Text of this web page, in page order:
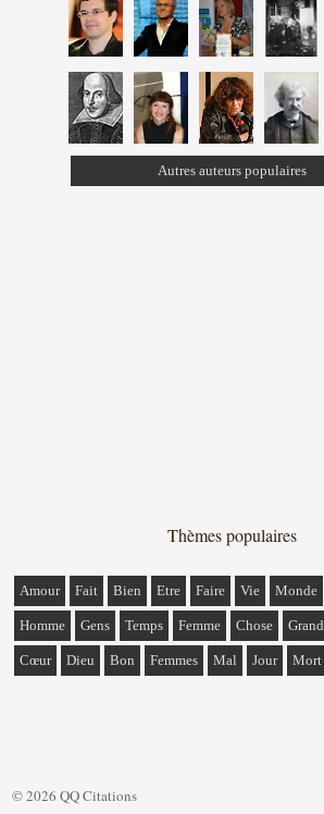
Autres auteurs populaires
Thèmes populaires
Amour Fait Bien Etre Faire Vie Monde
Homme Gens Temps Femme Chose Grand
Cœur Dieu Bon Femmes Mal Jour Mort
© 2026 QQ Citations